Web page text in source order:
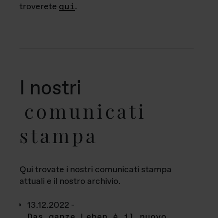
troverete qui.
I nostri
comunicati
stampa
Qui trovate i nostri comunicati stampa
attuali e il nostro archivio.
13.12.2022 -